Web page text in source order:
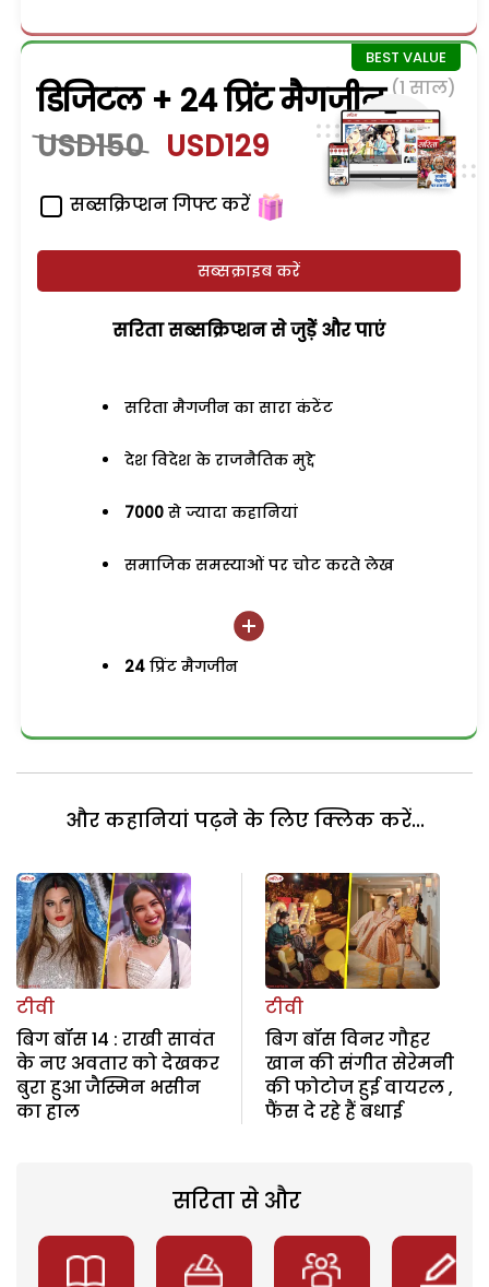
डिजिटल + 24 प्रिंट मैगजीन (1 साल)
USD150 USD129
सब्सक्रिप्शन गिफ्ट करें
सब्सक्राइब करें
सरिता सब्सक्रिप्शन से जुड़ेें और पाएं
सरिता मैगजीन का सारा कंटेंट
देश विदेश के राजनैतिक मुद्दे
7000 से ज्यादा कहानियां
समाजिक समस्याओं पर चोट करते लेख
24 प्रिंट मैगजीन
और कहानियां पढ़ने के लिए क्लिक करें...
टीवी
बिग बॉस 14 : राखी सावंत
के नए अवतार को देखकर
बुरा हुआ जैस्मिन भसीन
का हाल
टीवी
बिग बॉस विनर गौहर
खान की संगीत सेरेमनी
की फोटोज हुई वायरल ,
फैंस दे रहे हैं बधाई
सरिता से और